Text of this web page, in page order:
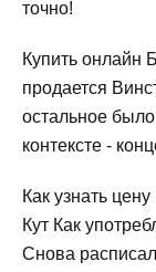
точно!
Купить онлайн
продается
остальное
контексте -
Как узнать
Кут Как
Снова